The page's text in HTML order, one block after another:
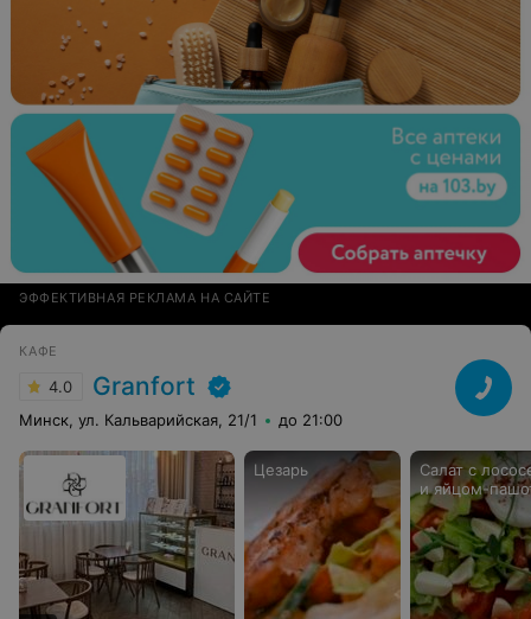
ЭФФЕКТИВНАЯ РЕКЛАМА НА САЙТЕ
КАФЕ
4.0 Granfort
Минск, ул. Кальварийская, 21/1 до 21:00
Цезарь
Салат с
и яйцом-